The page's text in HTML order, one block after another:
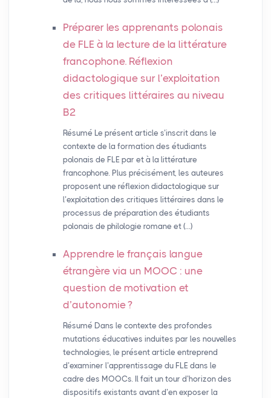
Préparer les apprenants polonais
de FLE à la lecture de la littérature
francophone. Réflexion
didactologique sur l’exploitation
des critiques littéraires au niveau
B2
Résumé Le présent article s’inscrit dans le
contexte de la formation des étudiants
polonais de FLE par et à la littérature
francophone. Plus précisément, les auteures
proposent une réflexion didactologique sur
l’exploitation des critiques littéraires dans le
processus de préparation des étudiants
polonais de philologie romane et (…)
Apprendre le français langue
étrangère via un MOOC : une
question de motivation et
d’autonomie?
Résumé Dans le contexte des profondes
mutations éducatives induites par les nouvelles
technologies, le présent article entreprend
d’examiner l’apprentissage du FLE dans le
cadre des MOOCs. Il fait un tour d’horizon des
dispositifs existants avant d’en exposer la